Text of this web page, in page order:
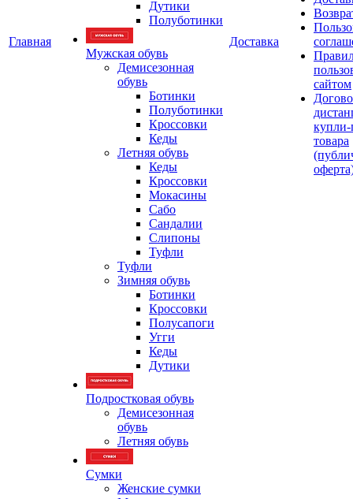
Главная
Дутики
Полуботинки
Мужская обувь
Демисезонная
обувь
Ботинки
Полуботинки
Кроссовки
Кеды
Летняя обувь
Кеды
Кроссовки
Мокасины
Сабо
Сандалии
Слипоны
Туфли
Туфли
Зимняя обувь
Ботинки
Кроссовки
Полусапоги
Угги
Кеды
Дутики
Подростковая обувь
Демисезонная
обувь
Летняя обувь
Сумки
Женские сумки
Доставка
сайтом
товара